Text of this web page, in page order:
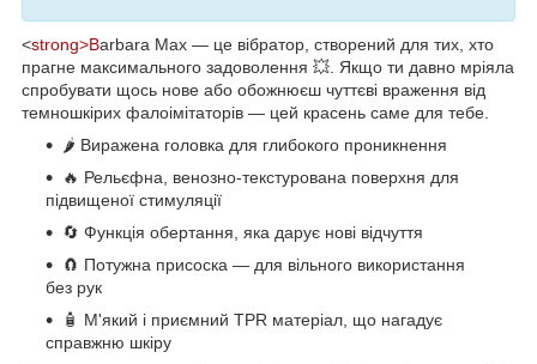
<strong>Barbara Max — це вібратор, створений для тих, хто
прагне максимального задоволення 💥. Якщо ти давно мріяла
спробувати щось нове або обожнюєш чуттєві враження від
темношкірих фалоімітаторів — цей красень саме для тебе.
🌶 Виражена головка для глибокого проникнення
🔥 Рельєфна, венозно-текстурована поверхня для
підвищеної стимуляції
🔄 Функція обертання, яка дарує нові відчуття
🧲 Потужна присоска — для вільного використання
без рук
🧴 М'який і приємний TPR матеріал, що нагадує
справжню шкіру